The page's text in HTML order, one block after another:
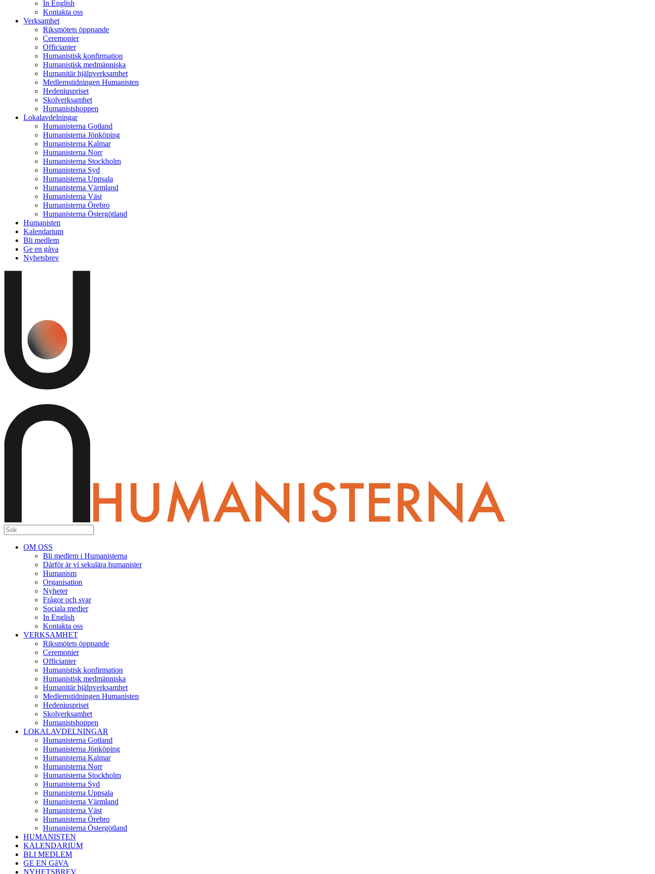
In English
Kontakta oss
Verksamhet
Riksmötets öppnande
Ceremonier
Officianter
Humanistisk konfirmation
Humanistisk medmänniska
Humanitär hjälpverksamhet
Medlemstidningen Humanisten
Hedeniuspriset
Skolverksamhet
Humanistshoppen
Lokalavdelningar
Humanisterna Gotland
Humanisterna Jönköping
Humanisterna Kalmar
Humanisterna Norr
Humanisterna Stockholm
Humanisterna Syd
Humanisterna Uppsala
Humanisterna Värmland
Humanisterna Väst
Humanisterna Örebro
Humanisterna Östergötland
Humanisten
Kalendarium
Bli medlem
Ge en gåva
Nyhetsbrev
OM OSS
Bli medlem i Humanisterna
Därför är vi sekulära humanister
Humanism
Organisation
Nyheter
Frågor och svar
Sociala medier
In English
Kontakta oss
VERKSAMHET
Riksmötets öppnande
Ceremonier
Officianter
Humanistisk konfirmation
Humanistisk medmänniska
Humanitär hjälpverksamhet
Medlemstidningen Humanisten
Hedeniuspriset
Skolverksamhet
Humanistshoppen
LOKALAVDELNINGAR
Humanisterna Gotland
Humanisterna Jönköping
Humanisterna Kalmar
Humanisterna Norr
Humanisterna Stockholm
Humanisterna Syd
Humanisterna Uppsala
Humanisterna Värmland
Humanisterna Väst
Humanisterna Örebro
Humanisterna Östergötland
HUMANISTEN
KALENDARIUM
BLI MEDLEM
GE EN GåVA
NYHETSBREV